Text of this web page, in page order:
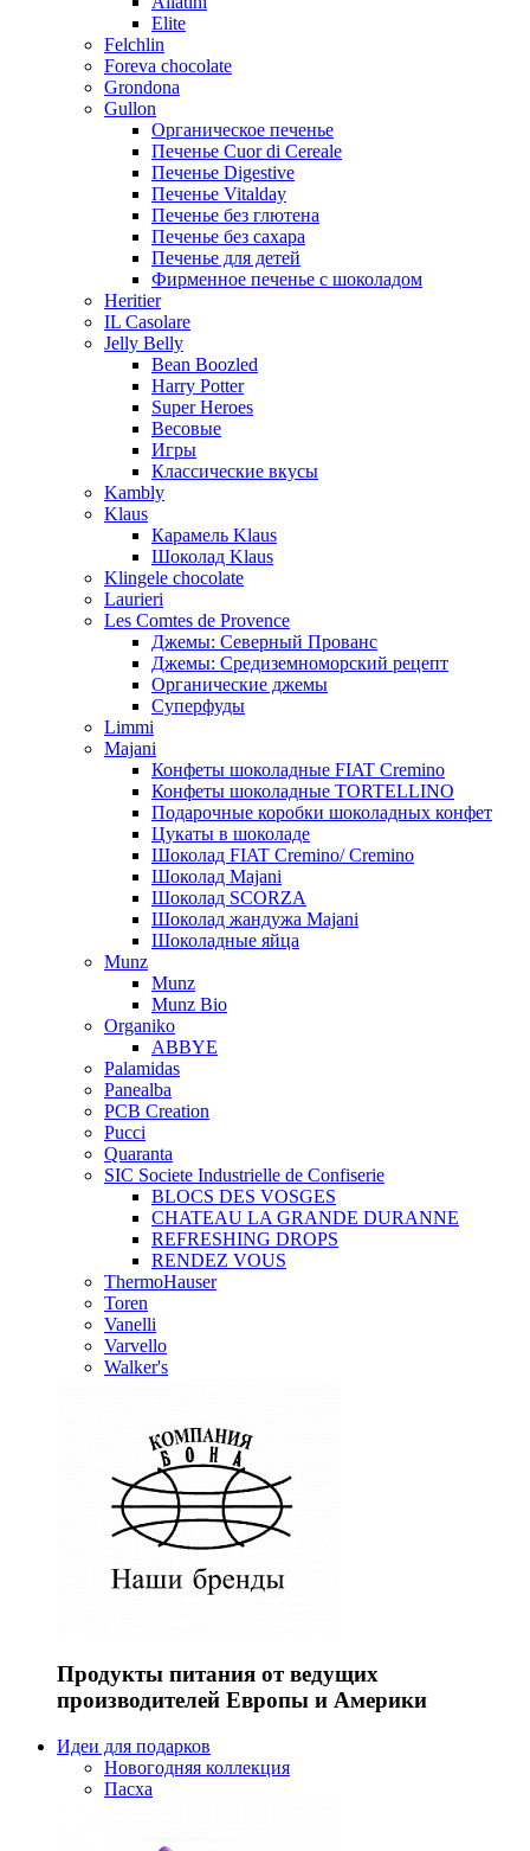
Elite
Felchlin
Foreva chocolate
Grondona
Gullon
Органическое печенье
Печенье Cuor di Cereale
Печенье Digestive
Печенье Vitalday
Печенье без глютена
Печенье без сахара
Печенье для детей
Фирменное печенье с шоколадом
Heritier
IL Casolare
Jelly Belly
Bean Boozled
Harry Potter
Super Heroes
Весовые
Игры
Классические вкусы
Kambly
Klaus
Карамель Klaus
Шоколад Klaus
Klingele chocolate
Laurieri
Les Comtes de Provence
Джемы: Северный Прованс
Джемы: Средиземноморский рецепт
Органические джемы
Суперфуды
Limmi
Majani
Конфеты шоколадные FIAT Cremino
Конфеты шоколадные TORTELLINO
Подарочные коробки шоколадных конфет
Цукаты в шоколаде
Шоколад FIAT Cremino/ Cremino
Шоколад Majani
Шоколад SCORZA
Шоколад жандужа Majani
Шоколадные яйца
Munz
Munz
Munz Bio
Organiko
ABBYE
Palamidas
Panealba
PCB Creation
Pucci
Quaranta
SIC Societe Industrielle de Confiserie
BLOCS DES VOSGES
CHATEAU LA GRANDE DURANNE
REFRESHING DROPS
RENDEZ VOUS
ThermoHauser
Toren
Vanelli
Varvello
Walker's
Продукты питания от ведущих
производителей Европы и Америки
Идеи для подарков
Новогодняя коллекция
Пасха